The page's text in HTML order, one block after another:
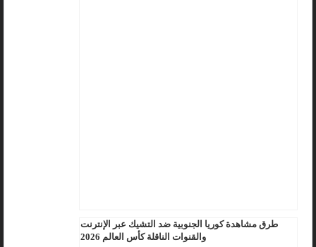
طرق مشاهدة كوريا الجنوبية ضد التشيك عبر الإنترنت
والقنوات الناقلة كأس العالم 2026